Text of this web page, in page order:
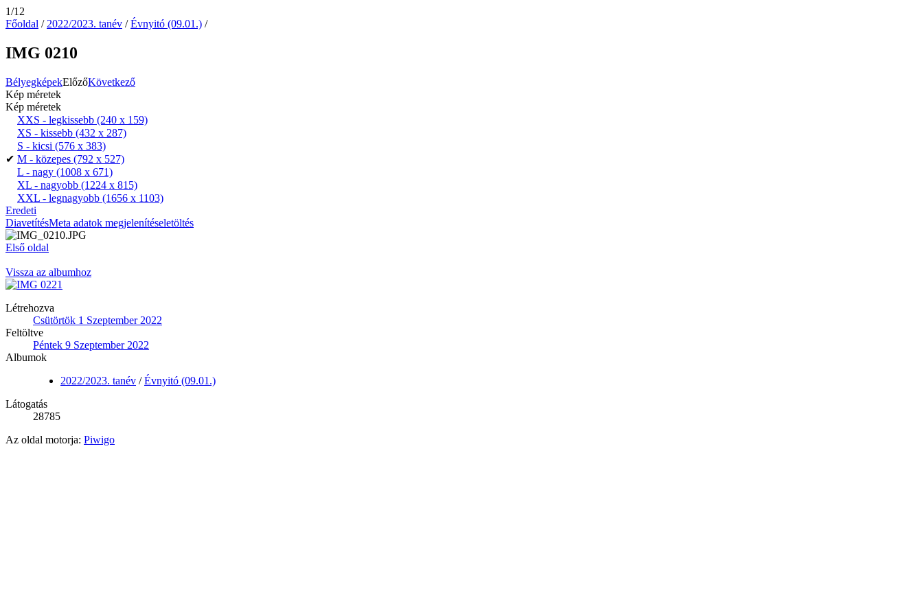
1/12
Főoldal / 2022/2023. tanév /Évnyitó (09.01.) /
IMG 0210
BélyegképekElőzőKövetkező
Kép méretek
Kép méretek
XXS - legkissebb (240 x 159)
XS - kissebb (432 x 287)
S - kicsi (576 x 383)
✔ M - közepes (792 x 527)
L - nagy (1008 x 671)
XL - nagyobb (1224 x 815)
XXL - legnagyobb (1656 x 1103)
Eredeti
DiavetítésMeta adatok megjelenítéseletöltés
Első oldal
Vissza az albumhoz
Létrehozva
Csütörtök 1 Szeptember 2022
Feltöltve
Péntek 9 Szeptember 2022
Albumok
2022/2023. tanév /Évnyitó (09.01.)
Látogatás
28785
Az oldal motorja: Piwigo